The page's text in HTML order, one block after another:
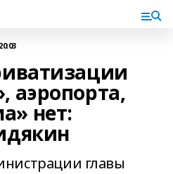
аэропорта,
нет:
главы